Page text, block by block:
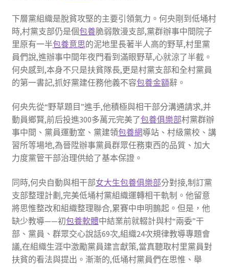
下層黨組織是脫貧攻堅的主要引領氣力。何央剛到低埇村
時,村黨支部仍是個包養脆弱散漫支部,黨群辦事中間院子
里原有一半包養意思的泥地里長著半人高的野草,村里黨
員們說,進辦事中間年夜門看到滿眼野草,心就涼了半截。
何央感到,本身不只是扶貧隊長,更是村黨支部和全村黨員
的第一書記,抓好黨建任務他義不容包養金額辭。
何央先從“野草題目”進手,他積極與相干部分溝通請求,并
動員鄉賢,前后投進300多萬元完美了包養俱樂部村黨群辦
事中間、黨員運動室、黨建領包養網導站、村級黨校、講
習所等場地,為晉陞辦事黨員群眾任務東西的品質、加大
力度黨管干部治理供給了基本保證。
同時,何央自動與相干部女大生包養俱樂部分對接,制訂黨
支部整理計劃,完美低埇村黨組織運轉相干軌制。他留意
將思惟整改和組織整理聯合,累賽中申明鵲起。但是，他
缺少教導——初包養軟體中結業前就輟計與村“兩委”干
部、黨員、群眾交心說話69次,組織24次規律教導專題會
議,在組織生涯中激勵黨員建言獻策,當真聽取村里黨員對
扶貧的看法與提出。漸漸的,低埇村黨員們在思惟、舉